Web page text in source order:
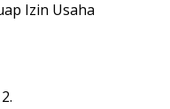
Izin Usaha